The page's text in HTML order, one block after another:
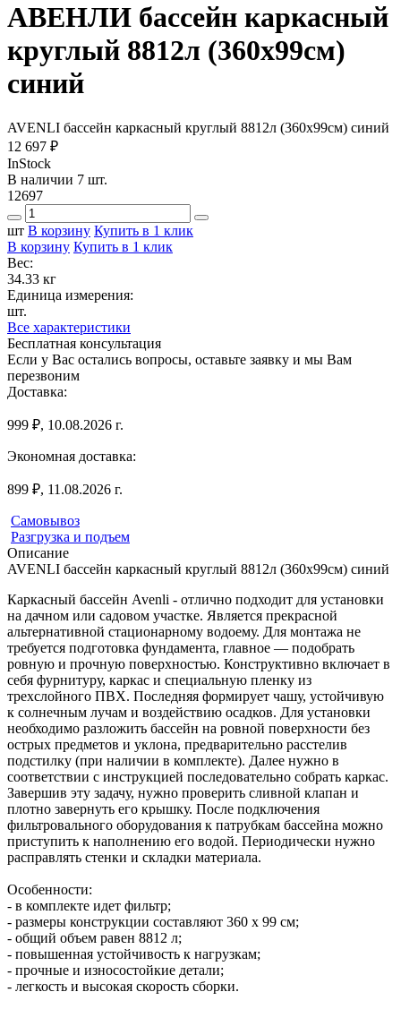
АВЕНЛИ бассейн каркасный
круглый 8812л (360x99см)
синий
AVENLI бассейн каркасный круглый 8812л (360x99см) синий
12 697 ₽
InStock
В наличии 7 шт.
12697
шт В корзину Купить в 1 клик
В корзину Купить в 1 клик
Вес:
34.33 кг
Единица измерения:
шт.
Все характеристики
Бесплатная консультация
Если у Вас остались вопросы, оставьте заявку и мы Вам
перезвоним
Доставка:
999 ₽, 10.08.2026 г.
Экономная доставка:
899 ₽, 11.08.2026 г.
Самовывоз
Разгрузка и подъем
Описание
AVENLI бассейн каркасный круглый 8812л (360x99см) синий
Каркасный бассейн Avenli - отлично подходит для установки
на дачном или садовом участке. Является прекрасной
альтернативной стационарному водоему. Для монтажа не
требуется подготовка фундамента, главное — подобрать
ровную и прочную поверхностью. Конструктивно включает в
себя фурнитуру, каркас и специальную пленку из
трехслойного ПВХ. Последняя формирует чашу, устойчивую
к солнечным лучам и воздействию осадков. Для установки
необходимо разложить бассейн на ровной поверхности без
острых предметов и уклона, предварительно расстелив
подстилку (при наличии в комплекте). Далее нужно в
соответствии с инструкцией последовательно собрать каркас.
Завершив эту задачу, нужно проверить сливной клапан и
плотно завернуть его крышку. После подключения
фильтровального оборудования к патрубкам бассейна можно
приступить к наполнению его водой. Периодически нужно
расправлять стенки и складки материала.
Особенности:
- в комплекте идет фильтр;
- размеры конструкции составляют 360 х 99 см;
- общий объем равен 8812 л;
- повышенная устойчивость к нагрузкам;
- прочные и износостойкие детали;
- легкость и высокая скорость сборки.